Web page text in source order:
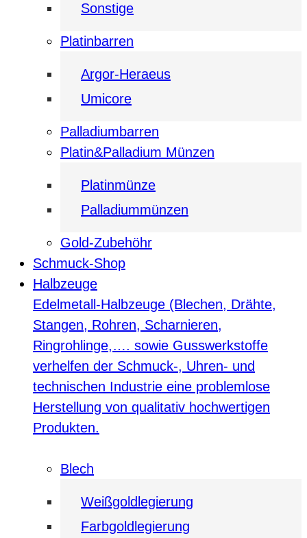
Sonstige
Platinbarren
Argor-Heraeus
Umicore
Palladiumbarren
Platin&Palladium Münzen
Platinmünze
Palladiummünzen
Gold-Zubehöhr
Schmuck-Shop
Halbzeuge
Edelmetall-Halbzeuge (Blechen, Drähte,
Stangen, Rohren, Scharnieren,
Ringrohlinge,…. sowie Gusswerkstoffe
verhelfen der Schmuck-, Uhren- und
technischen Industrie eine problemlose
Herstellung von qualitativ hochwertigen
Produkten.
Blech
Weißgoldlegierung
Farbgoldlegierung